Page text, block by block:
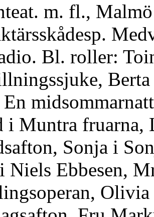
m. fl.,
Bl. roller:
i Muntra fruarna,
Sonja i
Niels Ebbesen,